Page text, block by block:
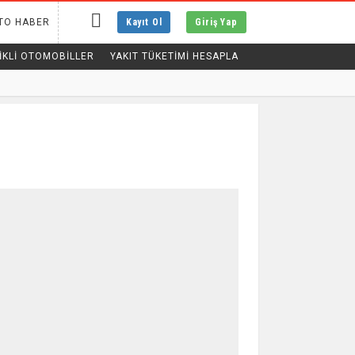
Kayıt Ol Giriş Yap
HABER
OTOMOBILLER YAKIT TÜKETİMİ HESAPLA